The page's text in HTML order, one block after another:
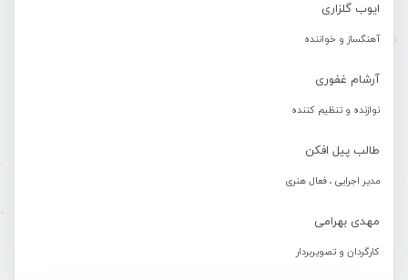
ایوب گلزاری
آهنگساز و خواننده
آرشام غفوری
نوازنده و تنظیم کننده
طالب پیل افکن
مدیر اجرایی ، فعال هنری
مهدی بهرامی
کارگردان و تصویربردار